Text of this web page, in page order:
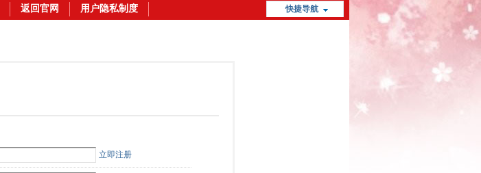
快捷导航
返回官网 用户隐私制度
立即注册